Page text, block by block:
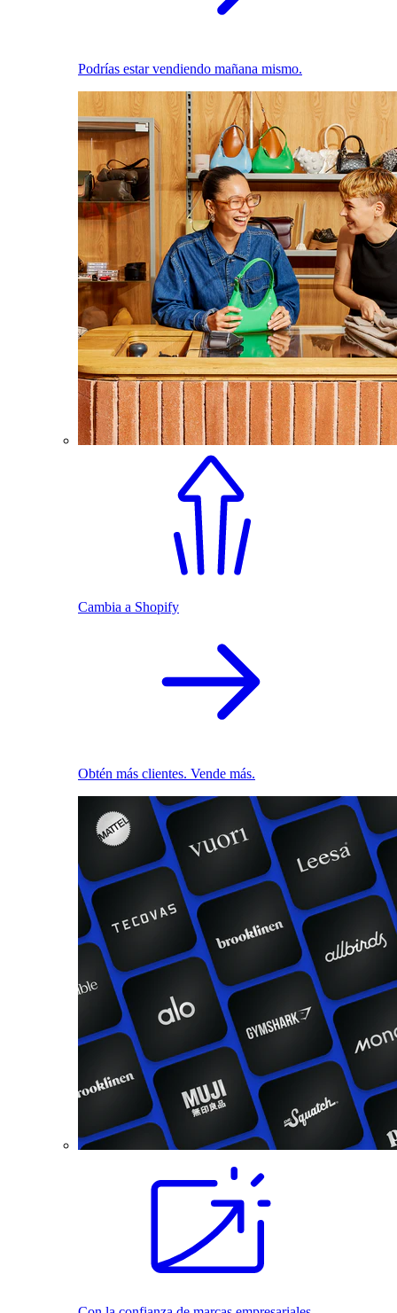
Podrías estar vendiendo mañana mismo.
Cambia a Shopify
Obtén más clientes. Vende más.